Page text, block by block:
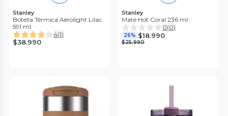
Stanley
Botella Térmica Aerolight Lilac
591 ml
4(1)
$38.990
Stanley
Mate Hot Coral 236 ml
0(0)
26% $18.990
$25.990